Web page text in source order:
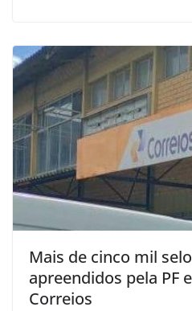
Mais de cinco mil
apreendidos pela PF
Correios